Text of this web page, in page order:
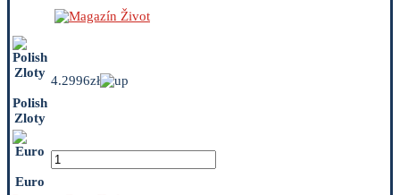
Polish
Zloty
4.2996zł
Euro